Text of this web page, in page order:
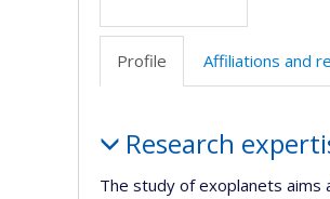
Profile Affiliations and
Research
The study of exoplanets aims